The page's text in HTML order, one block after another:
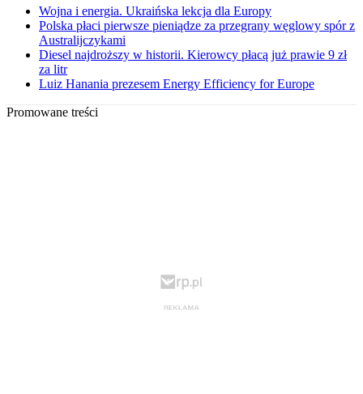
Wojna i energia. Ukraińska lekcja dla Europy
Polska płaci pierwsze pieniądze za przegrany węglowy spór z
Australijczykami
Diesel najdroższy w historii. Kierowcy płacą już prawie 9 zł
za litr
Luiz Hanania prezesem Energy Efficiency for Europe
Promowane treści